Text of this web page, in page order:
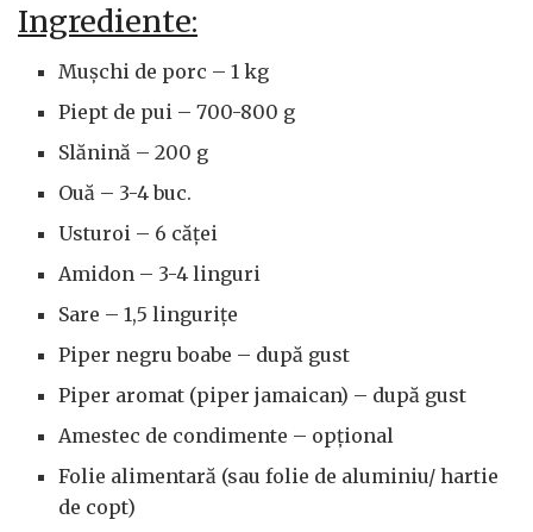
Ingrediente:
Mușchi de porc – 1 kg
Piept de pui – 700-800 g
Slănină – 200 g
Ouă – 3-4 buc.
Usturoi – 6 căței
Amidon – 3-4 linguri
Sare – 1,5 lingurițe
Piper negru boabe – după gust
Piper aromat (piper jamaican) – după gust
Amestec de condimente – opțional
Folie alimentară (sau folie de aluminiu/ hartie
de copt)